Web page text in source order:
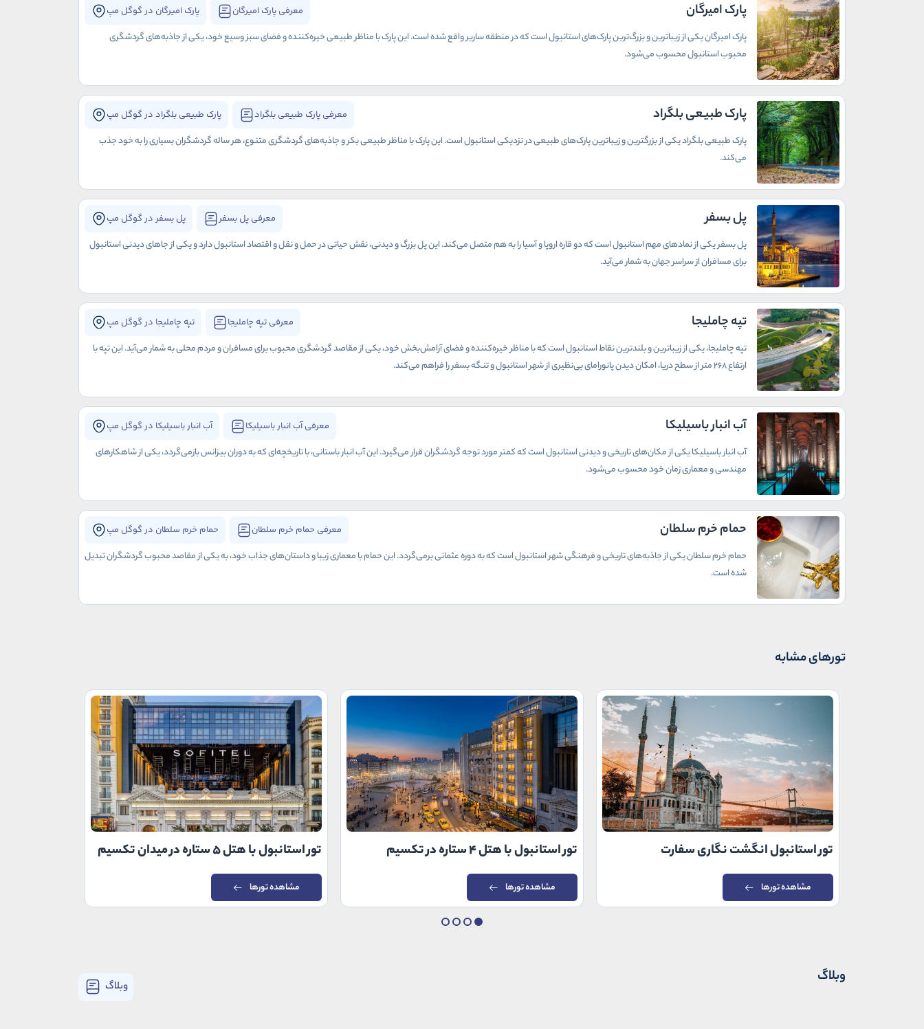
پارک امیرگان معرفی پارک امیرگان پارک امیرگان در گوگل مپ
پارک امیرگان یکی از زیباترین و بزرگ‌ترین پارک‌های استانبول است که در منطقه ساریر واقع شده است. این پارک با مناظر طبیعی خیره‌کننده و فضای سبز وسیع خود، یکی از جاذبه‌های گردشگری
محبوب استانبول محسوب می‌شود.
پارک طبیعی بلگراد معرفی پارک طبیعی بلگراد پارک طبیعی بلگراد در گوگل مپ
پارک طبیعی بلگراد یکی از بزرگترین و زیباترین پارک‌های طبیعی در نزدیکی استانبول است. این پارک با مناظر طبیعی بکر و جاذبه‌های گردشگری متنوع، هر ساله گردشگران بسیاری را به خود جذب
می‌کند.
پل بسفر معرفی پل بسفر پل بسفر در گوگل مپ
پل بسفر یکی از نمادهای مهم استانبول است که دو قاره اروپا و آسیا را به هم متصل می‌کند. این پل بزرگ و دیدنی، نقش حیاتی در حمل و نقل و اقتصاد استانبول دارد و یکی از جاهای دیدنی استانبول
برای مسافران از سراسر جهان به شمار می‌آید.
تپه چاملیجا معرفی تپه چاملیجا تپه چاملیجا در گوگل مپ
تپه چاملیجا، یکی از زیباترین و بلندترین نقاط استانبول است که با مناظر خیره‌کننده و فضای آرامش‌بخش خود، یکی از مقاصد گردشگری محبوب برای مسافران و مردم محلی به شمار می‌آید. این تپه با
ارتفاع 268 متر از سطح دریا، امکان دیدن پانورامای بی‌نظیری از شهر استانبول و تنگه بسفر را فراهم می‌کند.
آب انبار باسیلیکا معرفی آب انبار باسیلیکا آب انبار باسیلیکا در گوگل مپ
آب انبار باسیلیکا یکی از مکان‌های تاریخی و دیدنی استانبول است که کمتر مورد توجه گردشگران قرار می‌گیرد. این آب انبار باستانی، با تاریخچه‌ای که به دوران بیزانس بازمی‌گردد، یکی از شاهکارهای
مهندسی و معماری زمان خود محسوب می‌شود.
حمام خرم سلطان معرفی حمام خرم سلطان حمام خرم سلطان در گوگل مپ
حمام خرم سلطان یکی از جاذبه‌های تاریخی و فرهنگی شهر استانبول است که به دوره عثمانی برمی‌گردد. این حمام با معماری زیبا و داستان‌های جذاب خود، به یکی از مقاصد محبوب گردشگران تبدیل
شده است.
تورهای مشابه
تور استانبول انگشت نگاری سفارت
مشاهده تورها
تور استانبول با هتل ۴ ستاره در تکسیم
مشاهده تورها
تور استانبول با هتل ۵ ستاره در میدان تکسیم
مشاهده تورها
وبلاگ وبلاگ